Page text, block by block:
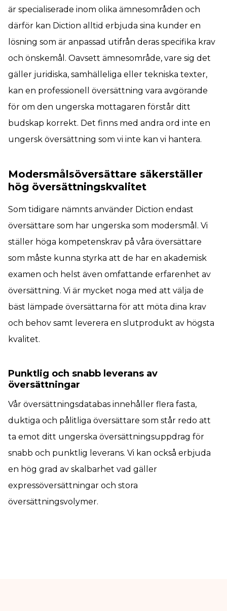
är specialiserade inom olika ämnesområden och
därför kan Diction alltid erbjuda sina kunder en
lösning som är anpassad utifrån deras specifika krav
och önskemål. Oavsett ämnesområde, vare sig det
gäller juridiska, samhälleliga eller tekniska texter,
kan en professionell översättning vara avgörande
för om den ungerska mottagaren förstår ditt
budskap korrekt. Det finns med andra ord inte en
ungersk översättning som vi inte kan vi hantera.
Modersmålsöversättare säkerställer
hög översättningskvalitet
Som tidigare nämnts använder Diction endast
översättare som har ungerska som modersmål. Vi
ställer höga kompetenskrav på våra översättare
som måste kunna styrka att de har en akademisk
examen och helst även omfattande erfarenhet av
översättning. Vi är mycket noga med att välja de
bäst lämpade översättarna för att möta dina krav
och behov samt leverera en slutprodukt av högsta
kvalitet.
Punktlig och snabb leverans av
översättningar
Vår översättningsdatabas innehåller flera fasta,
duktiga och pålitliga översättare som står redo att
ta emot ditt ungerska översättningsuppdrag för
snabb och punktlig leverans. Vi kan också erbjuda
en hög grad av skalbarhet vad gäller
expressöversättningar och stora
översättningsvolymer.